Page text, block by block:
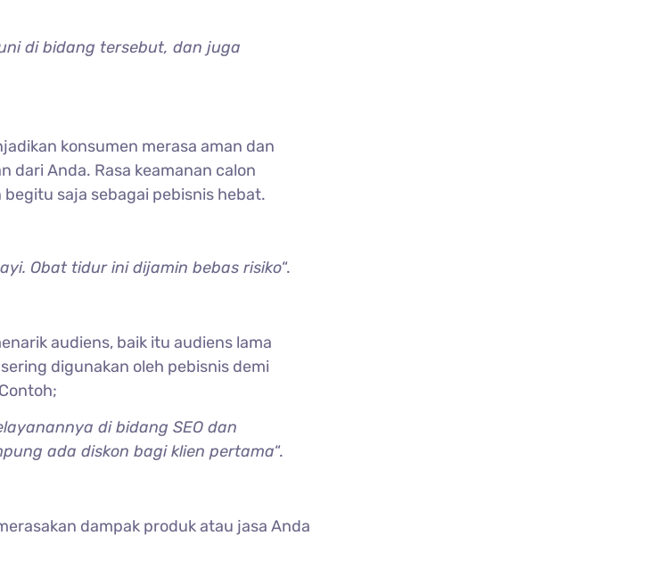
di bidang tersebut, dan juga
konsumen merasa aman dan
dari Anda. Rasa keamanan calon
saja sebagai pebisnis hebat.
Obat tidur ini dijamin bebas risiko“.
audiens, baik itu audiens lama
digunakan oleh pebisnis demi
di bidang SEO dan
ada diskon bagi klien pertama“.
dampak produk atau jasa Anda